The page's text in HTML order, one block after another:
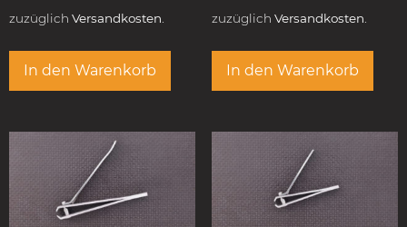
zuzüglich Versandkosten.
In den Warenkorb
zuzüglich Versandkosten.
In den Warenkorb